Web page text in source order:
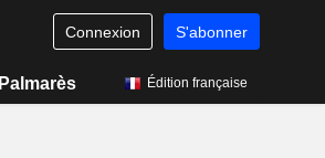
Connexion S'abonner
Palmarès Édition française